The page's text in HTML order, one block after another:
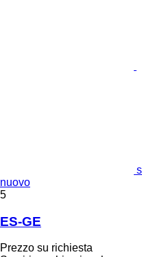
nuovo
5
ES-GE
Prezzo su richiesta